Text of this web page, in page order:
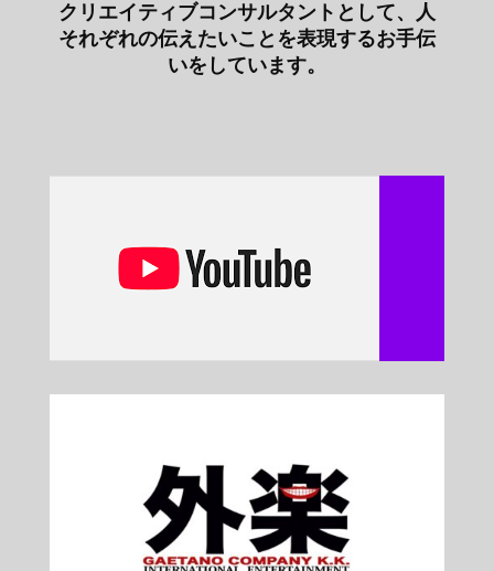
クリエイティブコンサルタントとして、人
それぞれの伝えたいことを表現するお手伝
いをしています。